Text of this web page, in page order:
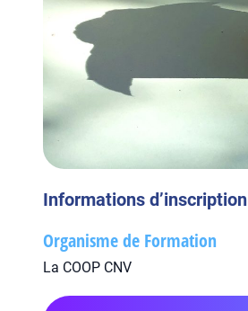
Informations d’inscription
Organisme de Formation
La COOP CNV